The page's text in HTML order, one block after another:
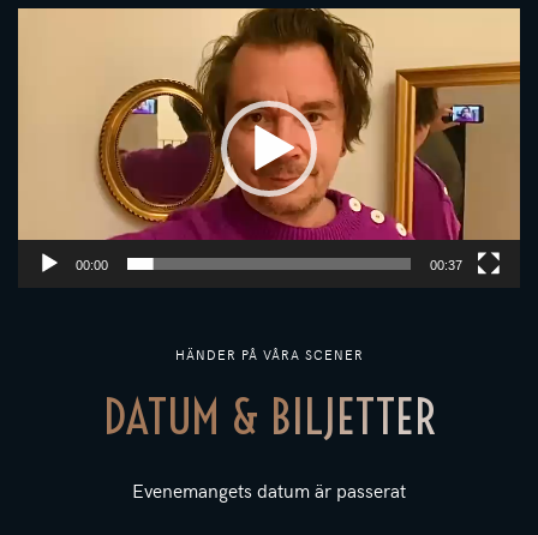
HÄNDER PÅ VÅRA SCENER
DATUM & BILJETTER
Evenemangets datum är passerat
00:00 00:37